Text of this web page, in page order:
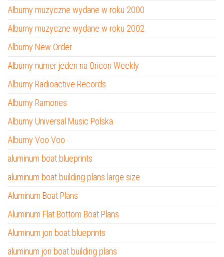
Albumy muzyczne wydane w roku 2000
Albumy muzyczne wydane w roku 2002
Albumy New Order
Albumy numer jeden na Oricon Weekly
Albumy Radioactive Records
Albumy Ramones
Albumy Universal Music Polska
Albumy Voo Voo
aluminum boat blueprints
aluminum boat building plans large size
Aluminum Boat Plans
Aluminum Flat Bottom Boat Plans
Aluminum jon boat blueprints
aluminum jon boat building plans